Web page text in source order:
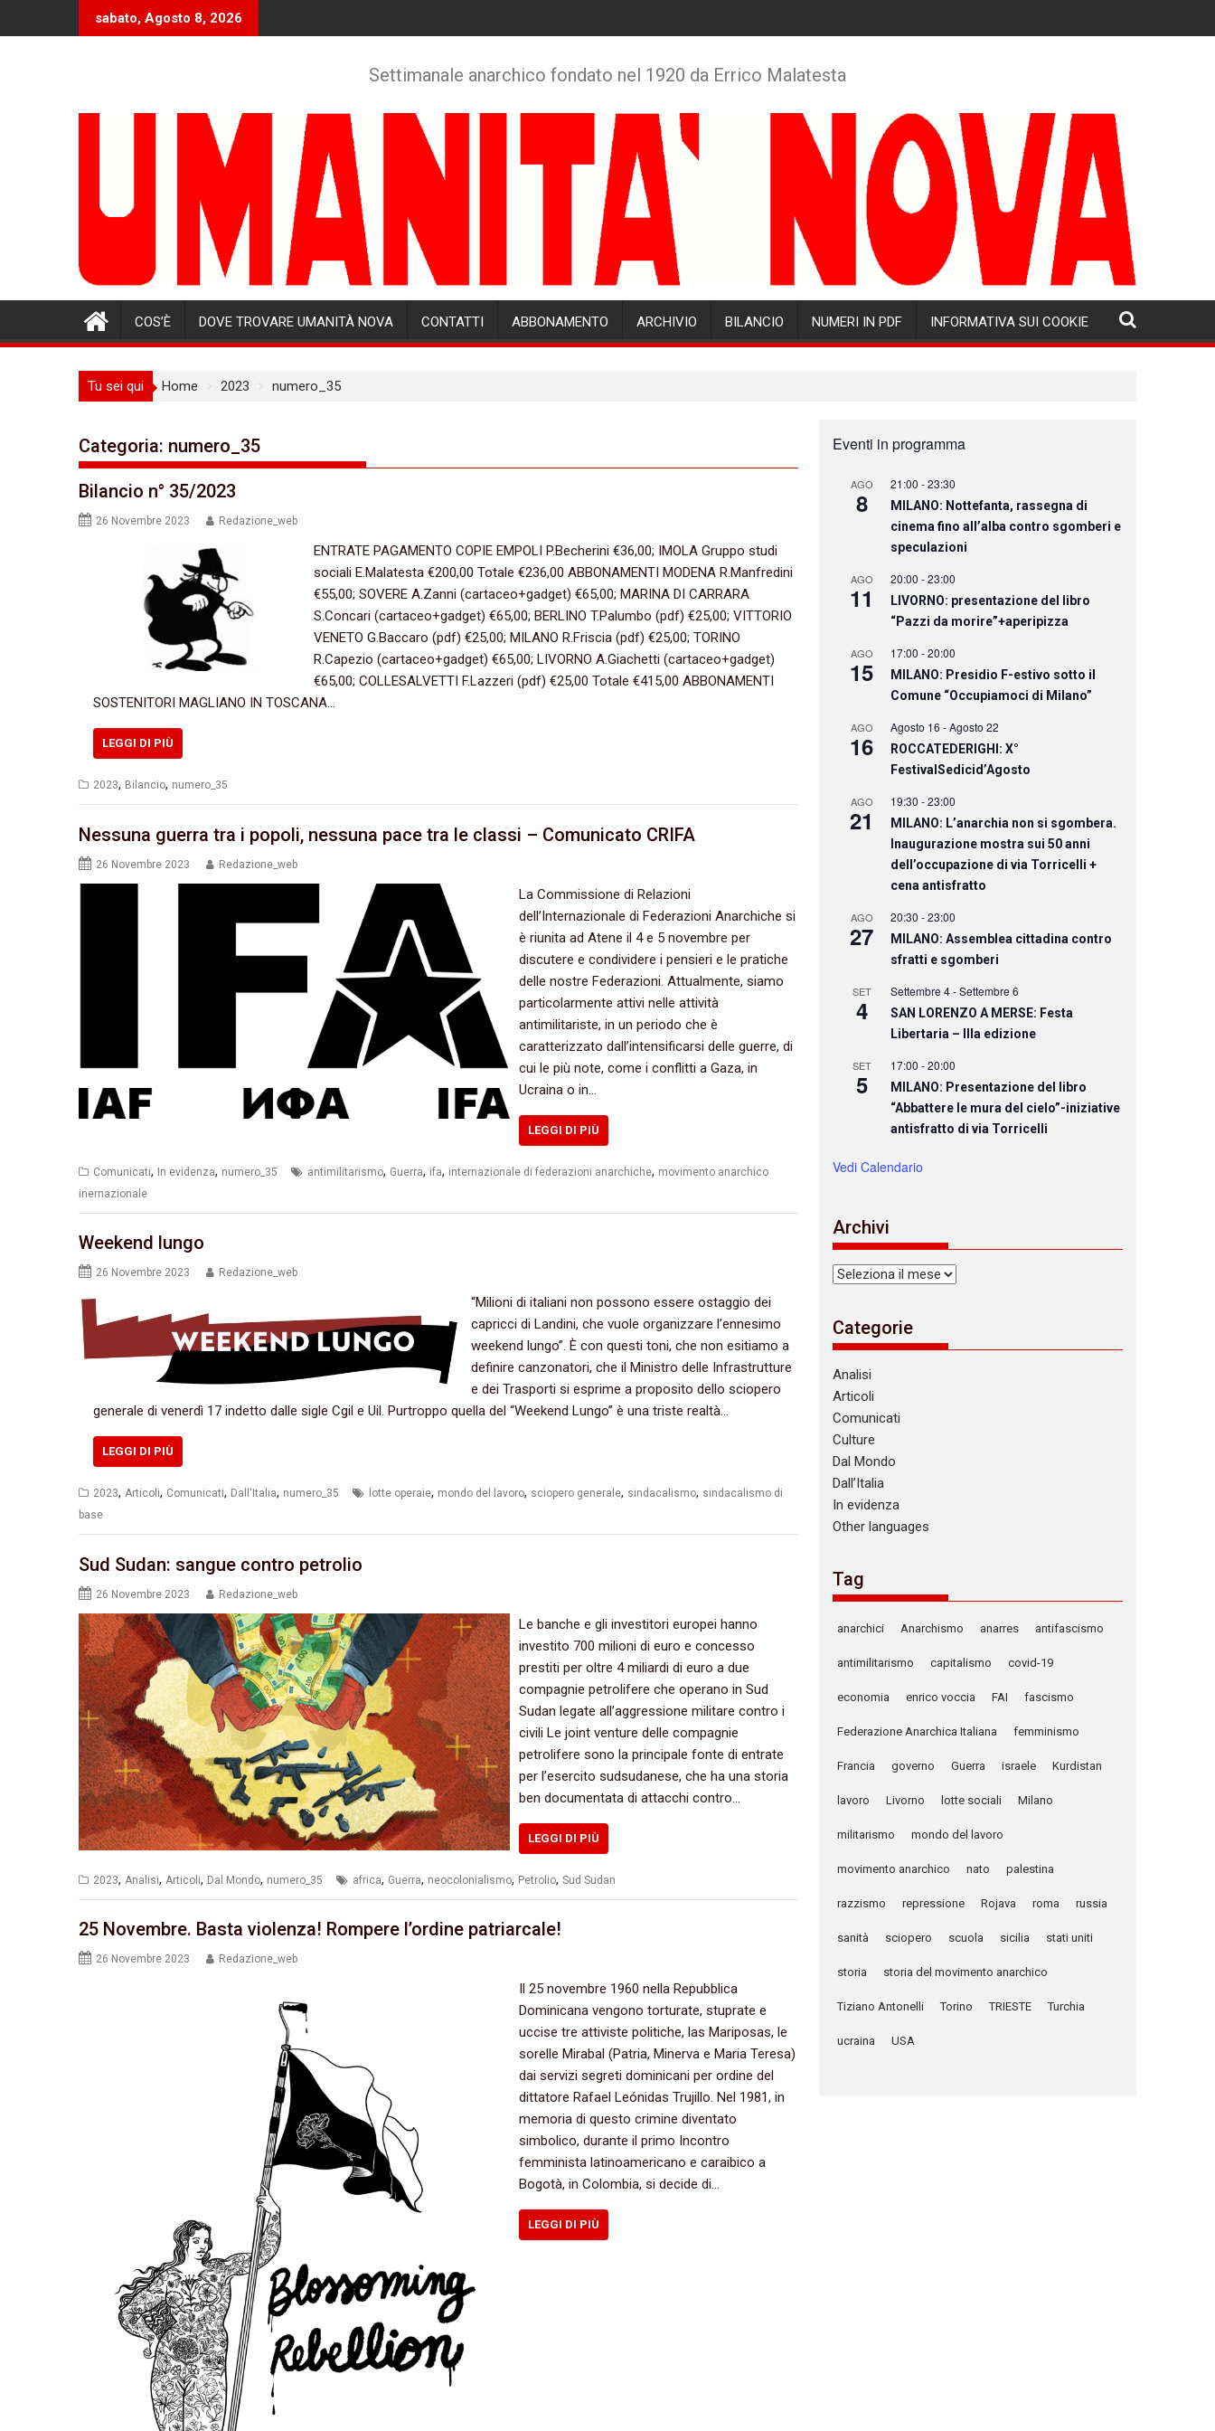
sabato, Agosto 8, 2026
Settimanale anarchico fondato nel 1920 da Errico Malatesta
COS’È DOVE TROVARE UMANITÀ NOVA CONTATTI ABBONAMENTO ARCHIVIO BILANCIO NUMERI IN PDF INFORMATIVA SUI COOKIE
Tu sei qui Home 2023 numero_35
Categoria: numero_35
Bilancio n° 35/2023
26 Novembre 2023 Redazione_web
ENTRATE PAGAMENTO COPIE EMPOLI P.Becherini €36,00; IMOLA Gruppo studi
sociali E.Malatesta €200,00 Totale €236,00 ABBONAMENTI MODENA R.Manfredini
€55,00; SOVERE A.Zanni (cartaceo+gadget) €65,00; MARINA DI CARRARA
S.Concari (cartaceo+gadget) €65,00; BERLINO T.Palumbo (pdf) €25,00; VITTORIO
VENETO G.Baccaro (pdf) €25,00; MILANO R.Friscia (pdf) €25,00; TORINO
R.Capezio (cartaceo+gadget) €65,00; LIVORNO A.Giachetti (cartaceo+gadget)
€65,00; COLLESALVETTI F.Lazzeri (pdf) €25,00 Totale €415,00 ABBONAMENTI
SOSTENITORI MAGLIANO IN TOSCANA…
LEGGI DI PIÙ
2023, Bilancio, numero_35
Nessuna guerra tra i popoli, nessuna pace tra le classi – Comunicato CRIFA
26 Novembre 2023 Redazione_web
La Commissione di Relazioni
dell’Internazionale di Federazioni Anarchiche si
è riunita ad Atene il 4 e 5 novembre per
discutere e condividere i pensieri e le pratiche
delle nostre Federazioni. Attualmente, siamo
particolarmente attivi nelle attività
antimilitariste, in un periodo che è
caratterizzato dall’intensificarsi delle guerre, di
cui le più note, come i conflitti a Gaza, in
Ucraina o in…
LEGGI DI PIÙ
Comunicati, In evidenza, numero_35 antimilitarismo, Guerra, ifa, internazionale di federazioni anarchiche, movimento anarchico
inernazionale
Weekend lungo
26 Novembre 2023 Redazione_web
“Milioni di italiani non possono essere ostaggio dei
capricci di Landini, che vuole organizzare l’ennesimo
weekend lungo”. È con questi toni, che non esitiamo a
definire canzonatori, che il Ministro delle Infrastrutture
e dei Trasporti si esprime a proposito dello sciopero
generale di venerdì 17 indetto dalle sigle Cgil e Uil. Purtroppo quella del “Weekend Lungo” è una triste realtà…
LEGGI DI PIÙ
2023, Articoli, Comunicati, Dall'Italia, numero_35 lotte operaie, mondo del lavoro, sciopero generale, sindacalismo, sindacalismo di
base
Sud Sudan: sangue contro petrolio
26 Novembre 2023 Redazione_web
Le banche e gli investitori europei hanno
investito 700 milioni di euro e concesso
prestiti per oltre 4 miliardi di euro a due
compagnie petrolifere che operano in Sud
Sudan legate all’aggressione militare contro i
civili Le joint venture delle compagnie
petrolifere sono la principale fonte di entrate
per l’esercito sudsudanese, che ha una storia
ben documentata di attacchi contro…
LEGGI DI PIÙ
2023, Analisi, Articoli, Dal Mondo, numero_35 africa, Guerra, neocolonialismo, Petrolio, Sud Sudan
25 Novembre. Basta violenza! Rompere l’ordine patriarcale!
26 Novembre 2023 Redazione_web
Il 25 novembre 1960 nella Repubblica
Dominicana vengono torturate, stuprate e
uccise tre attiviste politiche, las Mariposas, le
sorelle Mirabal (Patria, Minerva e Maria Teresa)
dai servizi segreti dominicani per ordine del
dittatore Rafael Leónidas Trujillo. Nel 1981, in
memoria di questo crimine diventato
simbolico, durante il primo Incontro
femminista latinoamericano e caraibico a
Bogotà, in Colombia, si decide di…
LEGGI DI PIÙ
Eventi in programma
AGO
8
21:00 -23:30
MILANO: Nottefanta, rassegna di
cinema fino all’alba contro sgomberi e
speculazioni
AGO
11
20:00 -23:00
LIVORNO: presentazione del libro
“Pazzi da morire”+aperipizza
AGO
15
17:00 -20:00
MILANO: Presidio F-estivo sotto il
Comune “Occupiamoci di Milano”
AGO
16
Agosto 16 -Agosto 22
ROCCATEDERIGHI: X°
FestivalSedicid’Agosto
AGO
21
19:30 -23:00
MILANO: L’anarchia non si sgombera.
Inaugurazione mostra sui 50 anni
dell’occupazione di via Torricelli +
cena antisfratto
AGO
27
20:30 -23:00
MILANO: Assemblea cittadina contro
sfratti e sgomberi
SET
4
Settembre 4-Settembre 6
SAN LORENZO A MERSE: Festa
Libertaria – IIIa edizione
SET
5
17:00 -20:00
MILANO: Presentazione del libro
“Abbattere le mura del cielo”-iniziative
antisfratto di via Torricelli
Vedi Calendario
Archivi
Archivi
Categorie
Analisi
Articoli
Comunicati
Culture
Dal Mondo
Dall’Italia
In evidenza
Other languages
Tag
anarchici Anarchismo anarres antifascismo
antimilitarismo capitalismo covid-19
economia enrico voccia FAI fascismo
Federazione Anarchica Italiana femminismo
Francia governo Guerra israele Kurdistan
lavoro Livorno lotte sociali Milano
militarismo mondo del lavoro
movimento anarchico nato palestina
razzismo repressione Rojava roma russia
sanità sciopero scuola sicilia stati uniti
storia storia del movimento anarchico
Tiziano Antonelli Torino TRIESTE Turchia
ucraina USA